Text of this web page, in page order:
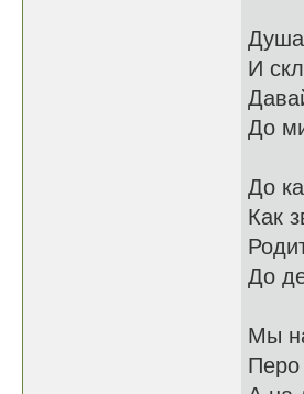
Душа
И
До
До
Как
До
Мы